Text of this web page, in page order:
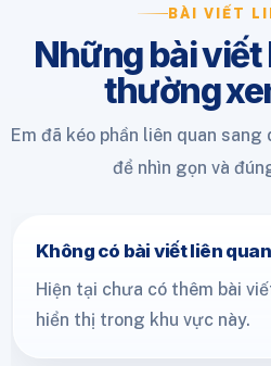
BÀI VIẾT
Những bài
thường
Em đã kéo phần liên quan
để nhìn gọn và
Không có bài viết liên quan
Hiện tại chưa có thêm bài
hiển thị trong khu vực này.